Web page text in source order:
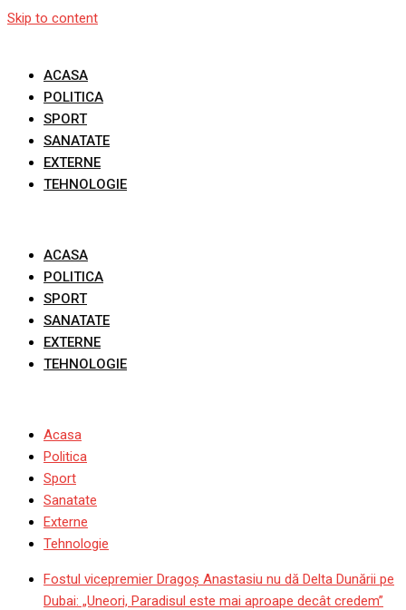
Skip to content
ACASA
POLITICA
SPORT
SANATATE
EXTERNE
TEHNOLOGIE
ACASA
POLITICA
SPORT
SANATATE
EXTERNE
TEHNOLOGIE
Acasa
Politica
Sport
Sanatate
Externe
Tehnologie
Fostul vicepremier Dragoș Anastasiu nu dă Delta Dunării pe
Dubai: „Uneori, Paradisul este mai aproape decât credem”